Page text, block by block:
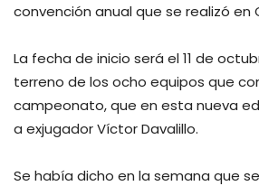
convención anual que se realizó en
La fecha de inicio será el 11 de
terreno de los ocho equipos que
campeonato, que en esta nueva
a exjugador Víctor Davalillo.
Se había dicho en la semana que